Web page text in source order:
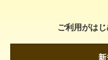
ご利用がは